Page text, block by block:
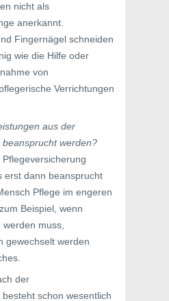
nicht als
anerkannt.
Fingernägel schneiden
wie die Hilfe oder
von
Verrichtungen
aus der
werden?
erst dann beansprucht
Pflege im engeren
Beispiel, wenn
muss,
gewechselt werden
der
schon wesentlich